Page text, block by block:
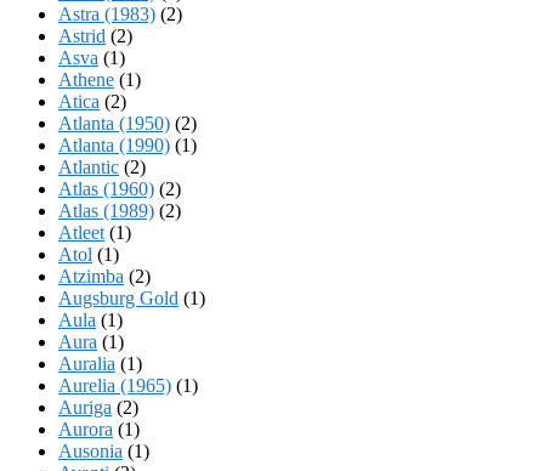
Astra (1983) (2)
Astrid (2)
Asva (1)
Athene (1)
Atica (2)
Atlanta (1950) (2)
Atlanta (1990) (1)
Atlantic (2)
Atlas (1960) (2)
Atlas (1989) (2)
Atleet (1)
Atol (1)
Atzimba (2)
Augsburg Gold (1)
Aula (1)
Aura (1)
Auralia (1)
Aurelia (1965) (1)
Auriga (2)
Aurora (1)
Ausonia (1)